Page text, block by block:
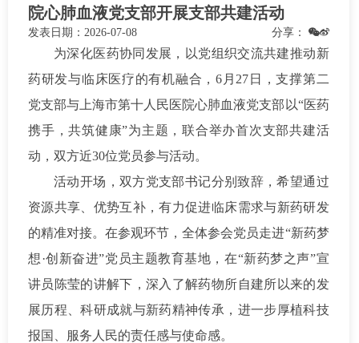
院心肺血液党支部开展支部共建活动
发表日期： 2026-07-08 分享：
为深化医药协同发展，以党组织交流共建推动新
药研发与临床医疗的有机融合，6月27日，支撑第二
党支部与上海市第十人民医院心肺血液党支部以“医药
携手，共筑健康”为主题，联合举办首次支部共建活
动，双方近30位党员参与活动。
活动开场，双方党支部书记分别致辞，希望通过
资源共享、优势互补，有力促进临床需求与新药研发
的精准对接。在参观环节，全体参会党员走进“新药梦
想·创新奋进”党员主题教育基地，在“新药梦之声”宣
讲员陈莹的讲解下，深入了解药物所自建所以来的发
展历程、科研成就与新药精神传承，进一步厚植科技
报国、服务人民的责任感与使命感。